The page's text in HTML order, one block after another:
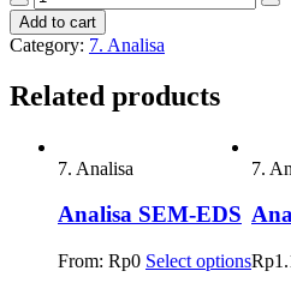
Decrease
quantity
Penetrasi
Dan
Kualitas
quantity
Add to cart
Category: 7. Analisa
Related products
7. Analisa
Analisa SEM-EDS
From: Rp0 Select options
7.
Rp